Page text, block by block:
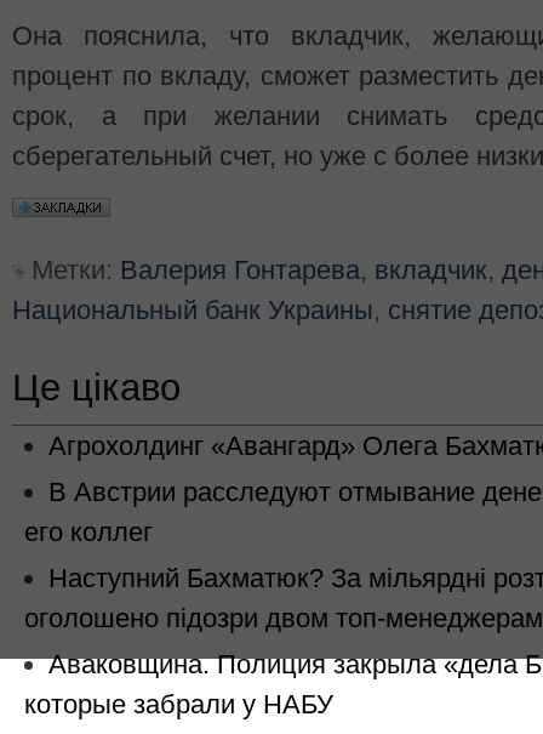
Она пояснила, что вкладчик,
процент по вкладу, сможет разместить
срок, а при желании снимать
сберегательный счет, но уже с более
Метки: Валерия Гонтарева, вкладчик,
Национальный банк Украины, снятие
Це цікаво
Агрохолдинг «Авангард» Олега
В Австрии расследуют отмывание
его коллег
Наступний Бахматюк? За мільярдні
оголошено підозри двом топ-менеджерам
Аваковщина. Полиция закрыла «дела
которые забрали у НАБУ